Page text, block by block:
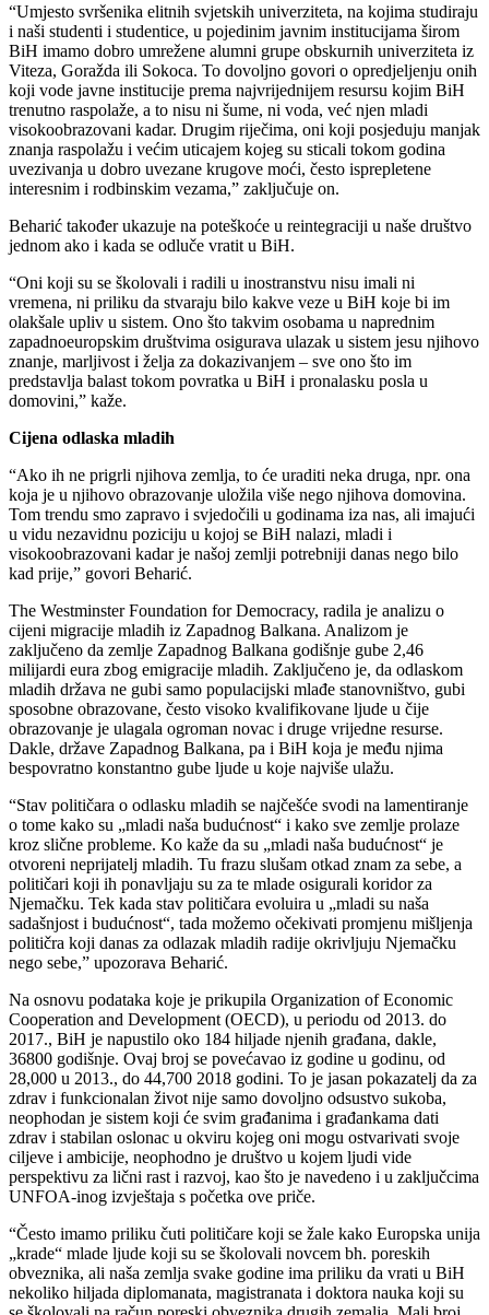
“Umjesto svršenika elitnih svjetskih univerziteta, na kojima studiraju
i naši studenti i studentice, u pojedinim javnim institucijama širom
BiH imamo dobro umrežene alumni grupe obskurnih univerziteta iz
Viteza, Goražda ili Sokoca. To dovoljno govori o opredjeljenju onih
koji vode javne institucije prema najvrijednijem resursu kojim BiH
trenutno raspolaže, a to nisu ni šume, ni voda, već njen mladi
visokoobrazovani kadar. Drugim riječima, oni koji posjeduju manjak
znanja raspolažu i većim uticajem kojeg su sticali tokom godina
uvezivanja u dobro uvezane krugove moći, često isprepletene
interesnim i rodbinskim vezama,” zaključuje on.
Beharić također ukazuje na poteškoće u reintegraciji u naše društvo
jednom ako i kada se odluče vratit u BiH.
“Oni koji su se školovali i radili u inostranstvu nisu imali ni
vremena, ni priliku da stvaraju bilo kakve veze u BiH koje bi im
olakšale upliv u sistem. Ono što takvim osobama u naprednim
zapadnoeuropskim društvima osigurava ulazak u sistem jesu njihovo
znanje, marljivost i želja za dokazivanjem – sve ono što im
predstavlja balast tokom povratka u BiH i pronalasku posla u
domovini,” kaže.
Cijena odlaska mladih
“Ako ih ne prigrli njihova zemlja, to će uraditi neka druga, npr. ona
koja je u njihovo obrazovanje uložila više nego njihova domovina.
Tom trendu smo zapravo i svjedočili u godinama iza nas, ali imajući
u vidu nezavidnu poziciju u kojoj se BiH nalazi, mladi i
visokoobrazovani kadar je našoj zemlji potrebniji danas nego bilo
kad prije,” govori Beharić.
The Westminster Foundation for Democracy, radila je analizu o
cijeni migracije mladih iz Zapadnog Balkana. Analizom je
zaključeno da zemlje Zapadnog Balkana godišnje gube 2,46
milijardi eura zbog emigracije mladih. Zaključeno je, da odlaskom
mladih država ne gubi samo populacijski mlađe stanovništvo, gubi
sposobne obrazovane, često visoko kvalifikovane ljude u čije
obrazovanje je ulagala ogroman novac i druge vrijedne resurse.
Dakle, države Zapadnog Balkana, pa i BiH koja je među njima
bespovratno konstantno gube ljude u koje najviše ulažu.
“Stav političara o odlasku mladih se najčešće svodi na lamentiranje
o tome kako su „mladi naša budućnost“ i kako sve zemlje prolaze
kroz slične probleme. Ko kaže da su „mladi naša budućnost“ je
otvoreni neprijatelj mladih. Tu frazu slušam otkad znam za sebe, a
političari koji ih ponavljaju su za te mlade osigurali koridor za
Njemačku. Tek kada stav političara evoluira u „mladi su naša
sadašnjost i budućnost“, tada možemo očekivati promjenu mišljenja
političra koji danas za odlazak mladih radije okrivljuju Njemačku
nego sebe,” upozorava Beharić.
Na osnovu podataka koje je prikupila Organization of Economic
Cooperation and Development (OECD), u periodu od 2013. do
2017., BiH je napustilo oko 184 hiljade njenih građana, dakle,
36800 godišnje. Ovaj broj se povećavao iz godine u godinu, od
28,000 u 2013., do 44,700 2018 godini. To je jasan pokazatelj da za
zdrav i funkcionalan život nije samo dovoljno odsustvo sukoba,
neophodan je sistem koji će svim građanima i građankama dati
zdrav i stabilan oslonac u okviru kojeg oni mogu ostvarivati svoje
ciljeve i ambicije, neophodno je društvo u kojem ljudi vide
perspektivu za lični rast i razvoj, kao što je navedeno i u zaključcima
UNFOA-inog izvještaja s početka ove priče.
“Često imamo priliku čuti političare koji se žale kako Europska unija
„krade“ mlade ljude koji su se školovali novcem bh. poreskih
obveznika, ali naša zemlja svake godine ima priliku da vrati u BiH
nekoliko hiljada diplomanata, magistranata i doktora nauka koji su